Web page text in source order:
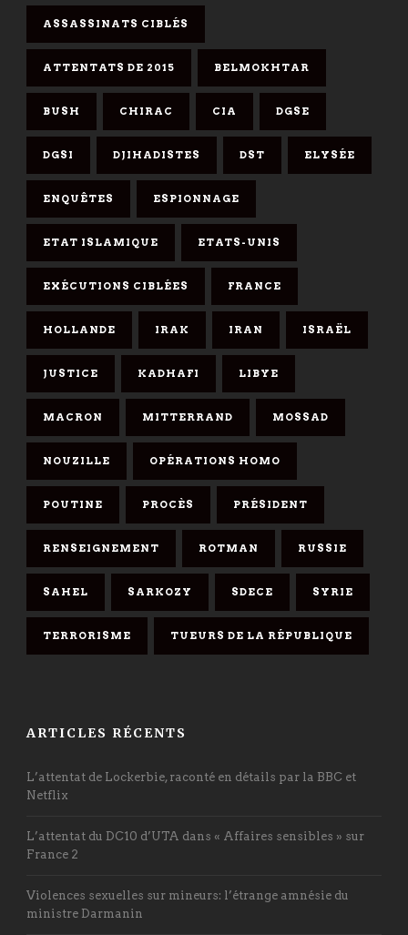
ASSASSINATS CIBLÉS
ATTENTATS DE 2015 BELMOKHTAR
BUSH CHIRAC CIA DGSE
DGSI DJIHADISTES DST ELYSÉE
ENQUÊTES ESPIONNAGE
ETAT ISLAMIQUE ETATS-UNIS
EXÉCUTIONS CIBLÉES FRANCE
HOLLANDE IRAK IRAN ISRAËL
JUSTICE KADHAFI LIBYE
MACRON MITTERRAND MOSSAD
NOUZILLE OPÉRATIONS HOMO
POUTINE PROCÈS PRÉSIDENT
RENSEIGNEMENT ROTMAN RUSSIE
SAHEL SARKOZY SDECE SYRIE
TERRORISME TUEURS DE LA RÉPUBLIQUE
ARTICLES RÉCENTS
L’attentat de Lockerbie, raconté en détails par la BBC et
Netflix
L’attentat du DC10 d’UTA dans « Affaires sensibles » sur
France 2
Violences sexuelles sur mineurs: l’étrange amnésie du
ministre Darmanin